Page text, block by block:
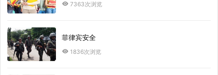
7363次浏览
菲律宾安全
1836次浏览